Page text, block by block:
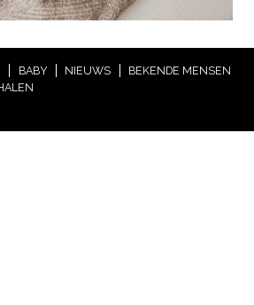
BABY NIEUWS
BEKENDE MENSEN